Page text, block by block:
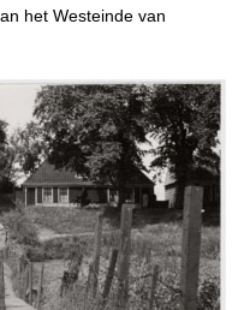
het Westeinde van